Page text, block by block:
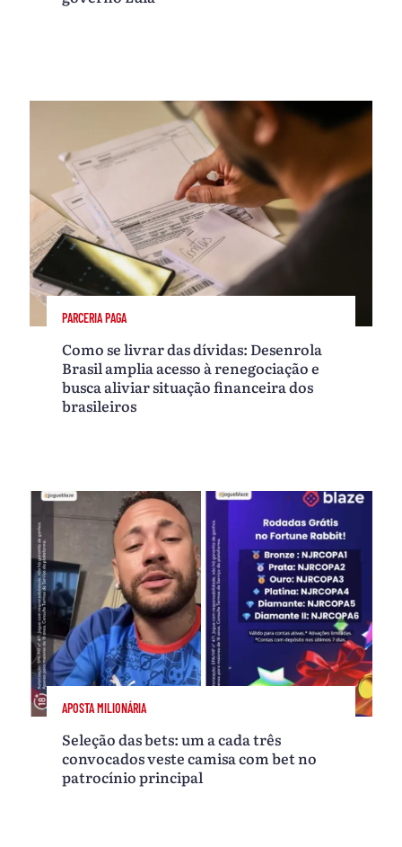
PARCERIA PAGA
Como se livrar das dívidas: Desenrola
Brasil amplia acesso à renegociação e
busca aliviar situação financeira dos
brasileiros
APOSTA MILIONÁRIA
Seleção das bets: um a cada três
convocados veste camisa com bet no
patrocínio principal